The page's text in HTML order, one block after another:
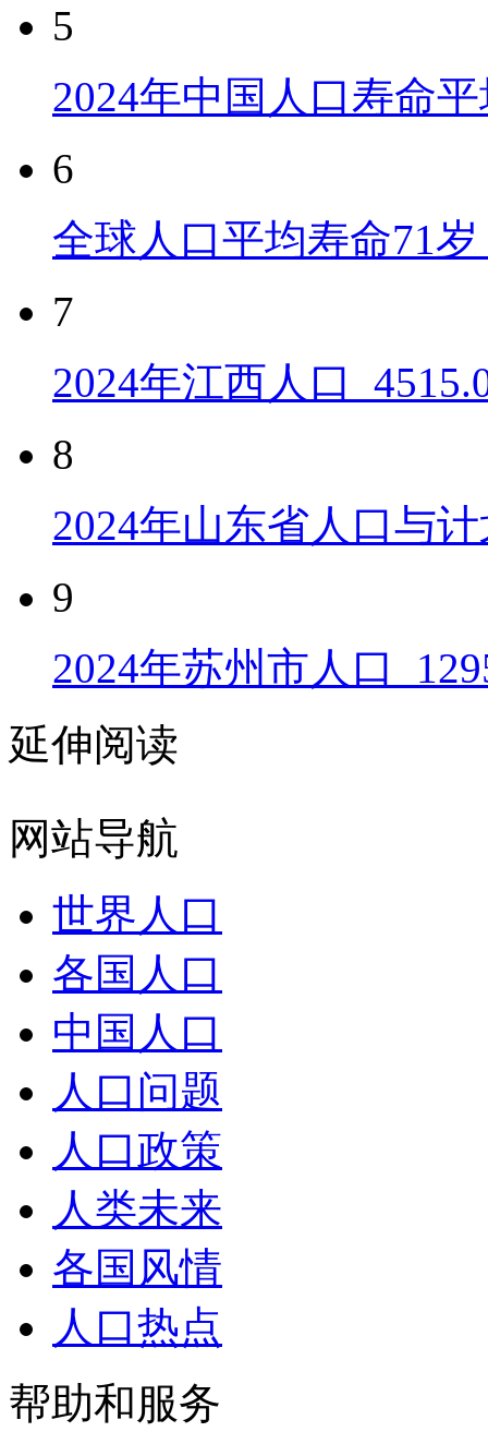
5
2024年中国人口寿命
6
全球人口平均寿命71
7
2024年江西人口
8
2024年山东省人口与
9
2024年苏州市人口
延伸阅读
网站导航
世界人口
各国人口
中国人口
人口问题
人口政策
人类未来
各国风情
人口热点
帮助和服务